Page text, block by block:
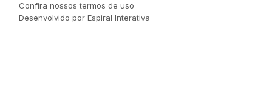
Confira nossos termos de uso
Desenvolvido por Espiral Interativa